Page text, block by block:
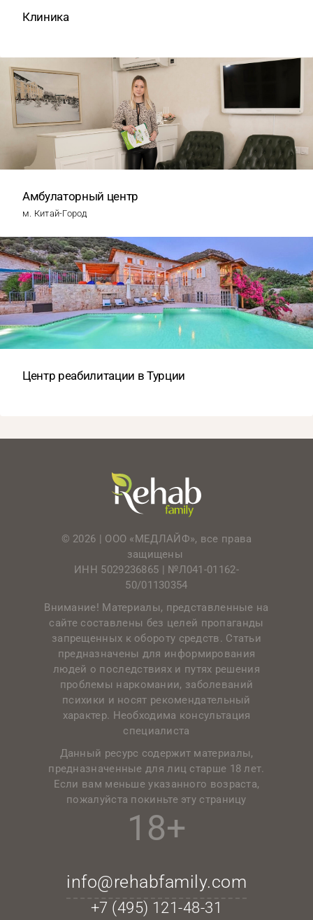
Клиника
Амбулаторный центр
м. Китай-Город
Центр реабилитации в Турции
© 2026 | ООО «МЕДЛАЙФ», все права
защищены
ИНН 5029236865 | №Л041-01162-
50/01130354
Внимание! Материалы, представленные на
сайте составлены без целей пропаганды
запрещенных к обороту средств. Статьи
предназначены для информирования
людей о последствиях и путях решения
проблемы наркомании, заболеваний
психики и носят рекомендательный
характер. Необходима консультация
специалиста
Данный ресурс содержит материалы,
предназначенные для лиц старше 18 лет.
Если вам меньше указанного возраста,
пожалуйста покиньте эту страницу
18+
info@rehabfamily.com
+7 (495) 121-48-31